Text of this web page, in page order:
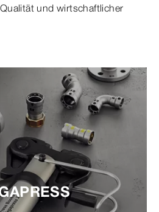
und wirtschaftlicher